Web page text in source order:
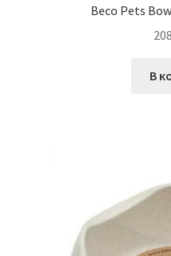
Beco Pets
В